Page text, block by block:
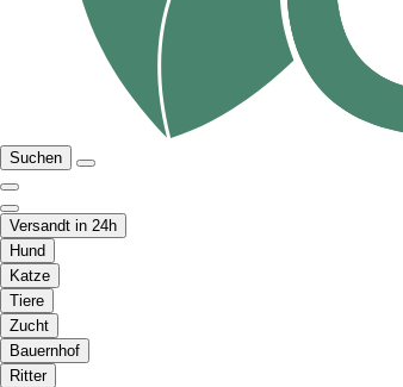
Suchen
Versandt in 24h
Hund
Katze
Tiere
Zucht
Bauernhof
Ritter